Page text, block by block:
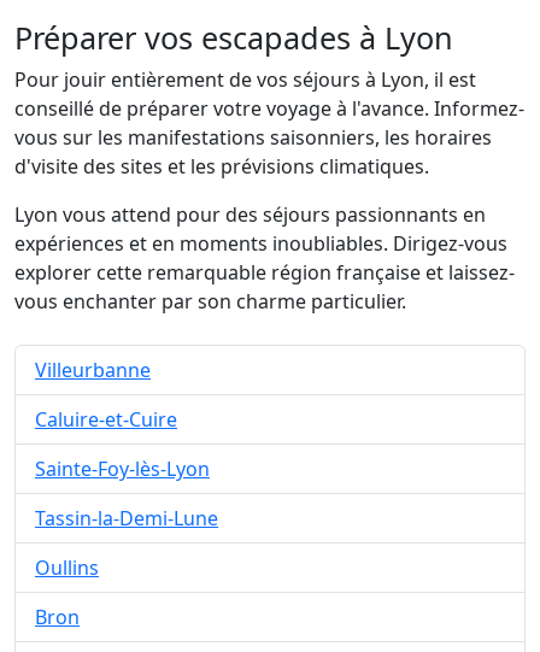
Préparer vos escapades à Lyon
Pour jouir entièrement de vos séjours à Lyon, il est
conseillé de préparer votre voyage à l'avance. Informez-
vous sur les manifestations saisonniers, les horaires
d'visite des sites et les prévisions climatiques.
Lyon vous attend pour des séjours passionnants en
expériences et en moments inoubliables. Dirigez-vous
explorer cette remarquable région française et laissez-
vous enchanter par son charme particulier.
Villeurbanne
Caluire-et-Cuire
Sainte-Foy-lès-Lyon
Tassin-la-Demi-Lune
Oullins
Bron